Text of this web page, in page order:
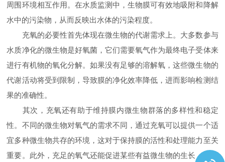
周围环境相互作用。在水质监测中，生物膜可有效地吸附和降解
水中的污染物，从而反映出水体的污染程度。
充氧的必要性首先体现在微生物的代谢需求上。大多数参与
水质净化的微生物是好氧菌，它们需要氧气作为最终电子受体来
进行有机物的氧化分解。如果没有足够的溶解氧，这些微生物的
代谢活动将受到限制，导致膜的净化效率降低，进而影响检测结
果的准确性。
其次，充氧还有助于维持膜内微生物群落的多样性和稳定
性。不同的微生物对氧气的需求不同，通过充氧可以提供一个适
宜多种微生物共存的环境，这对于保持膜的活性和处理能力至关
重要。此外，充足的氧气还能促进某些有益微生物的生长，如硝